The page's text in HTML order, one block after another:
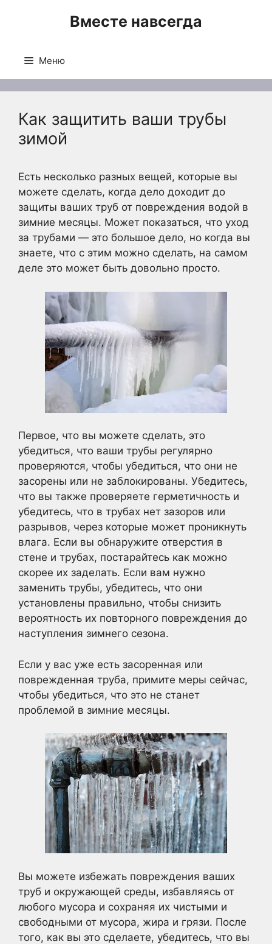
Вместе навсегда
Меню
Как защитить ваши трубы
зимой
Есть несколько разных вещей, которые вы
можете сделать, когда дело доходит до
защиты ваших труб от повреждения водой в
зимние месяцы. Может показаться, что уход
за трубами — это большое дело, но когда вы
знаете, что с этим можно сделать, на самом
деле это может быть довольно просто.
Первое, что вы можете сделать, это
убедиться, что ваши трубы регулярно
проверяются, чтобы убедиться, что они не
засорены или не заблокированы. Убедитесь,
что вы также проверяете герметичность и
убедитесь, что в трубах нет зазоров или
разрывов, через которые может проникнуть
влага. Если вы обнаружите отверстия в
стене и трубах, постарайтесь как можно
скорее их заделать. Если вам нужно
заменить трубы, убедитесь, что они
установлены правильно, чтобы снизить
вероятность их повторного повреждения до
наступления зимнего сезона.
Если у вас уже есть засоренная или
поврежденная труба, примите меры сейчас,
чтобы убедиться, что это не станет
проблемой в зимние месяцы.
Вы можете избежать повреждения ваших
труб и окружающей среды, избавляясь от
любого мусора и сохраняя их чистыми и
свободными от мусора, жира и грязи. После
того, как вы это сделаете, убедитесь, что вы